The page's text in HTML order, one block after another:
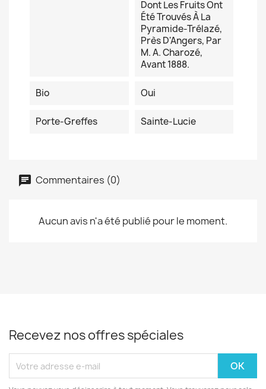
Dont Les Fruits Ont
Été Trouvés À La
Pyramide-Trélazé,
Près D'Angers, Par
M. A. Charozé,
Avant 1888.
Bio Oui
Porte-Greffes Sainte-Lucie
Commentaires (0)
Aucun avis n'a été publié pour le moment.
Recevez nos offres spéciales